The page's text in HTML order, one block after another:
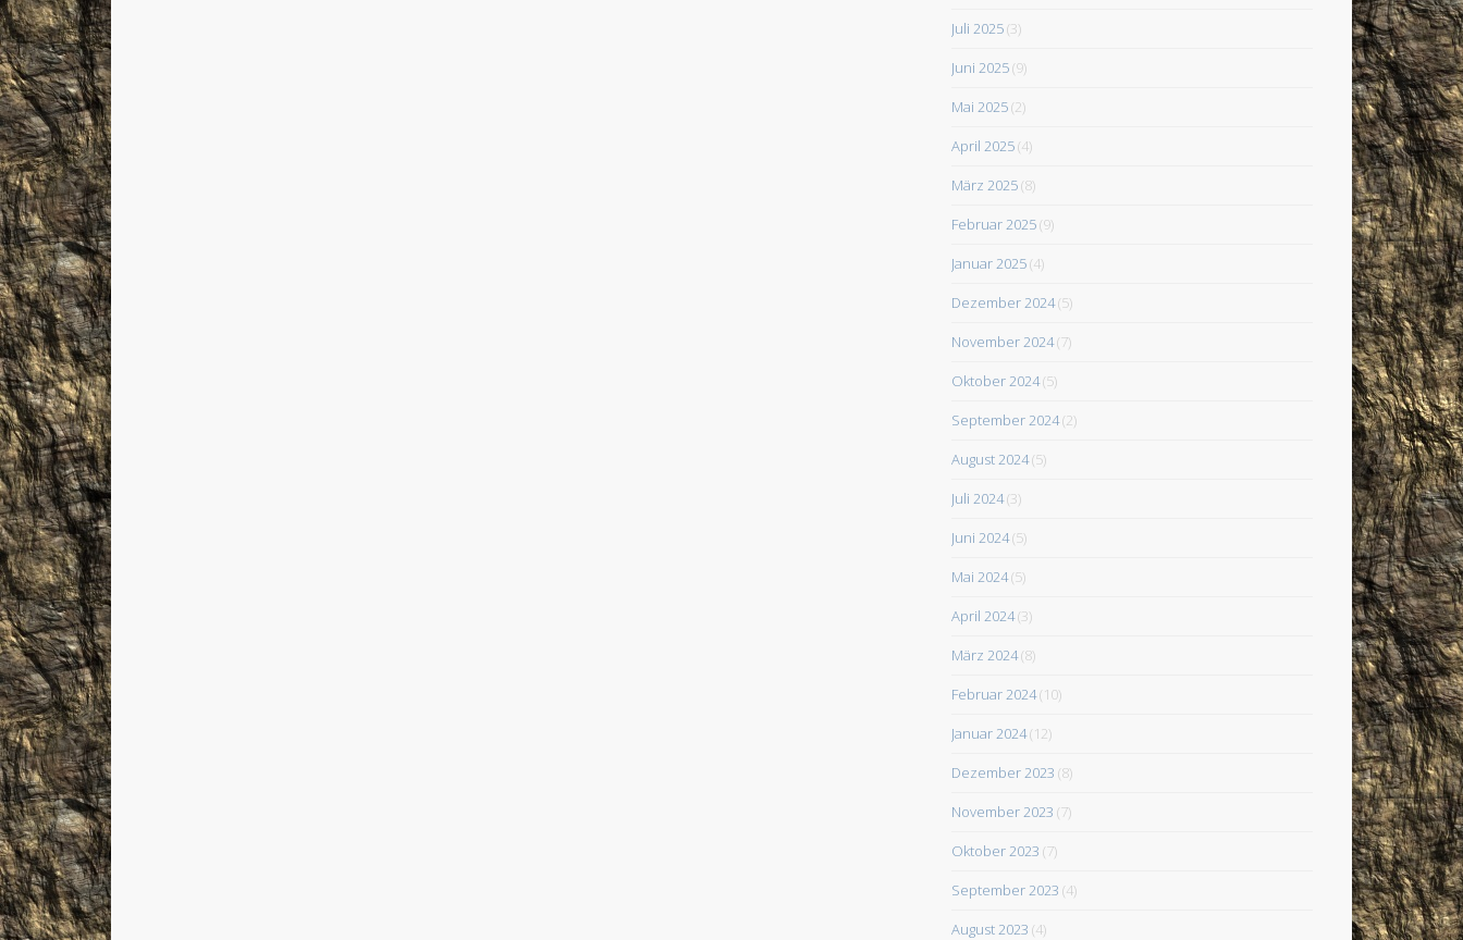
Juli 2025(3)
Juni 2025(9)
Mai 2025(2)
April 2025(4)
März 2025(8)
Februar 2025(9)
Januar 2025(4)
Dezember 2024(5)
November 2024(7)
Oktober 2024(5)
September 2024(2)
August 2024(5)
Juli 2024(3)
Juni 2024(5)
Mai 2024(5)
April 2024(3)
März 2024(8)
Februar 2024(10)
Januar 2024(12)
Dezember 2023 (8)
November 2023 (7)
Oktober 2023 (7)
September 2023 (4)
August 2023 (4)